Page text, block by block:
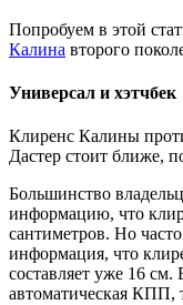
Попробуем в этой
Калина второго
Универсал и хэтчбек
Клиренс Калины
Дастер стоит ближе,
Большинство
информацию, что
сантиметров. Но
информация, что
составляет уже 16 см.
автоматическая КПП,